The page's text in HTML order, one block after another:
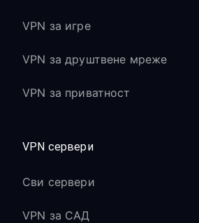
VPN за игре
VPN за друштвене мреже
VPN за приватност
VPN сервери
Сви сервери
VPN за САД